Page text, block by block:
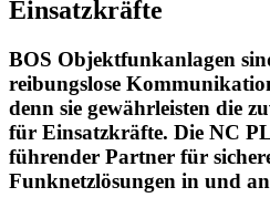
Einsatzkräfte
BOS Objektfunkanlagen
reibungslose
denn sie gewährleisten die
für Einsatzkräfte. Die NC
führender Partner für
Funknetzlösungen in und